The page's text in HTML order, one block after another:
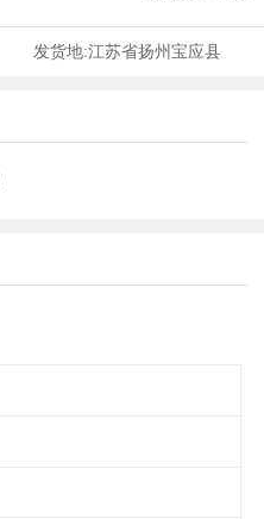
发货地:江苏省扬州宝应县